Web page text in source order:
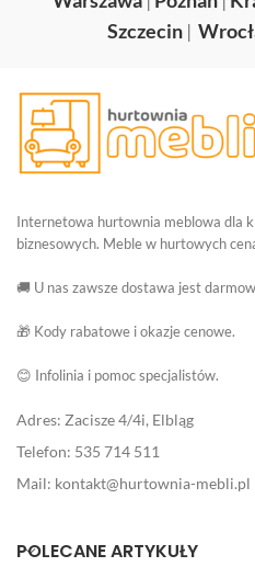
Szczecin |
Internetowa hurtownia meblowa dla
biznesowych. Meble w hurtowych
🚚 U nas zawsze dostawa jest
🎁 Kody rabatowe i okazje cenowe.
😊 Infolinia i pomoc specjalistów.
Adres: Zacisze 4/4i, Elbląg
Telefon: 535 714 511
Mail: kontakt@hurtownia-mebli.pl
POLECANE ARTYKUŁY